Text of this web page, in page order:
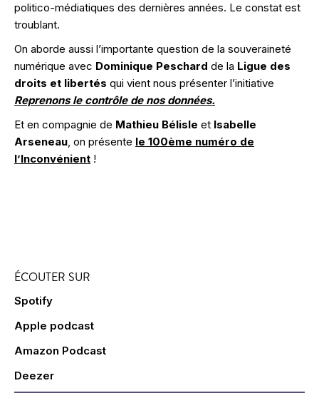
politico-médiatiques des dernières années. Le constat est
troublant.
On aborde aussi l’importante question de la souveraineté
numérique avec Dominique Peschard de la Ligue des
droits et libertés qui vient nous présenter l’initiative
Reprenons le contrôle de nos données.
Et en compagnie de Mathieu Bélisle et Isabelle
Arseneau , on présente le 100ème numéro de
l’Inconvénient !
ÉCOUTER SUR
Spotify
Apple podcast
Amazon Podcast
Deezer